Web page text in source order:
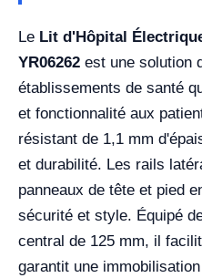
Le Lit d'Hôpital
YR06262 est une solution
établissements de santé
et fonctionnalité aux
résistant de 1,1 mm
et durabilité. Les rails
panneaux de tête et pied
sécurité et style. Équipé
central de 125 mm, il
garantit une